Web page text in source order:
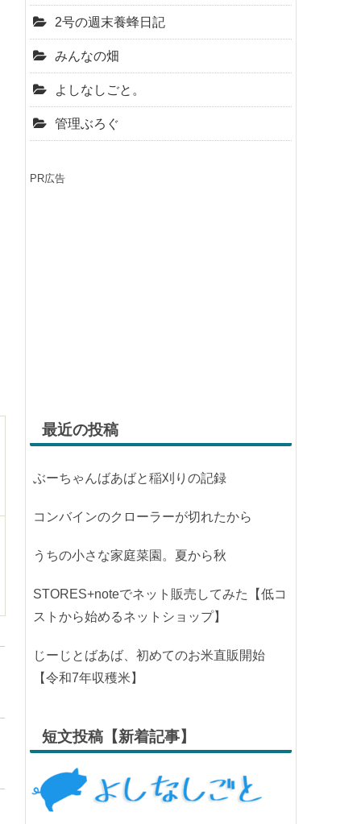
2号の週末養蜂日記
みんなの畑
よしなしごと。
管理ぶろぐ
PR広告
最近の投稿
ぶーちゃんばあばと稲刈りの記録
コンバインのクローラーが切れたから
うちの小さな家庭菜園。夏から秋
STORES+noteでネット販売してみた【低コ
ストから始めるネットショップ】
じーじとばあば、初めてのお米直販開始
【令和7年収穫米】
短文投稿【新着記事】